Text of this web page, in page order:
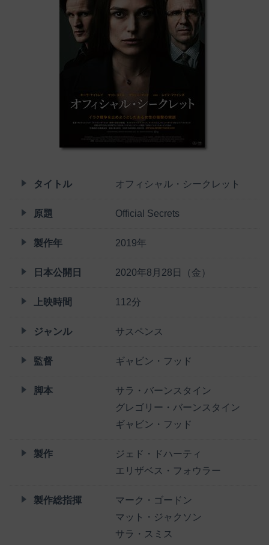
タイトル オフィシャル・シークレット
原題 Official Secrets
製作年 2019年
日本公開日 2020年8月28日（金）
上映時間 112分
ジャンル サスペンス
監督 ギャビン・フッド
脚本
サラ・バーンスタイン
グレゴリー・バーンスタイン
ギャビン・フッド
製作
ジェド・ドハーティ
エリザベス・フォウラー
製作総指揮
マーク・ゴードン
マット・ジャクソン
サラ・スミス